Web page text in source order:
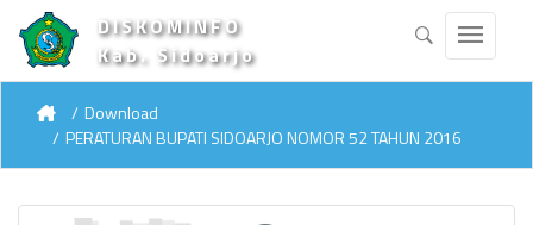
DISKOMINFO
Kab. Sidoarjo
Download
PERATURAN BUPATI SIDOARJO NOMOR 52 TAHUN 2016